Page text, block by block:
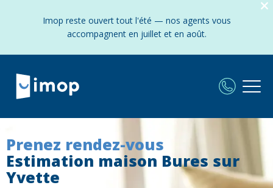
Imop reste ouvert tout l'été — nos agents vous
accompagnent en juillet et en août.
Prenez rendez-vous
Estimation maison Bures sur
Yvette